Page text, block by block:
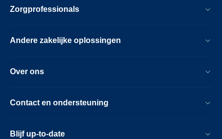
Zorgprofessionals
Andere zakelijke oplossingen
Over ons
Contact en ondersteuning
Blijf up-to-date